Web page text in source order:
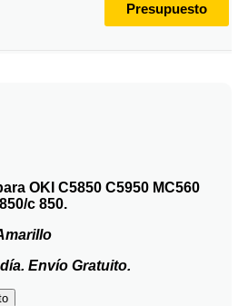
Presupuesto
OKI C5850 C5950 MC560
c 850.
Envío Gratuito.